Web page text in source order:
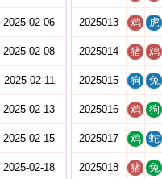
2025-02-06
2025-02-08
2025-02-11
2025-02-13
2025-02-15
2025-02-18
2025013 鸡 虎
2025014 猪 鸡
2025015 狗 兔
2025016 鸡 狗
2025017 鸡 蛇
2025018 猪 兔